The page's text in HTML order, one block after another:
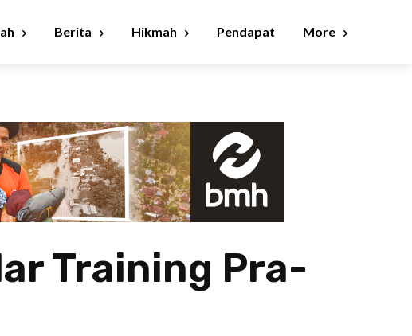
Berita Hikmah Pendapat More
Training Pra-